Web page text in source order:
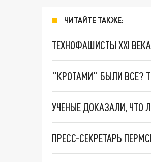
ЧИТАЙТЕ ТАКЖЕ:
ТЕХНОФАШИСТЫ XXI ВЕКА
"КРОТАМИ" БЫЛИ ВСЕ?
УЧЕНЫЕ ДОКАЗАЛИ, ЧТО